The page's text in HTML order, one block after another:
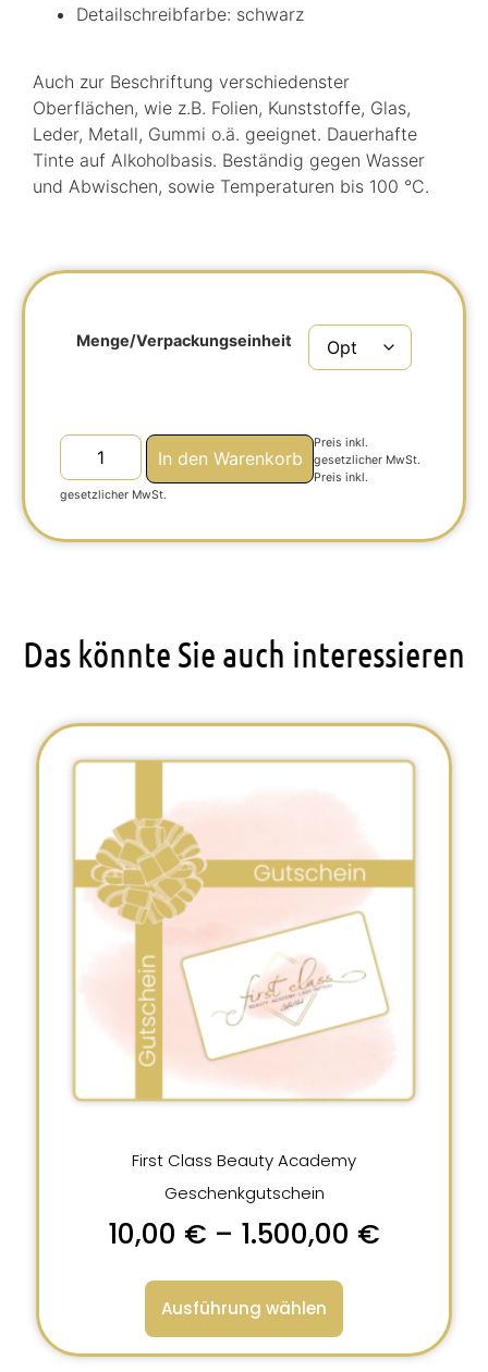
Detailschreibfarbe: schwarz
Auch zur Beschriftung verschiedenster
Oberflächen, wie z.B. Folien, Kunststoffe, Glas,
Leder, Metall, Gummi o.ä. geeignet. Dauerhafte
Tinte auf Alkoholbasis. Beständig gegen Wasser
und Abwischen, sowie Temperaturen bis 100 °C.
Menge/Verpackungseinheit
In den Warenkorb
Preis inkl.
gesetzlicher MwSt.
Preis inkl.
gesetzlicher MwSt.
Das könnte Sie auch interessieren
First Class Beauty Academy
Geschenkgutschein
10,00 € – 1.500,00 €
Ausführung wählen